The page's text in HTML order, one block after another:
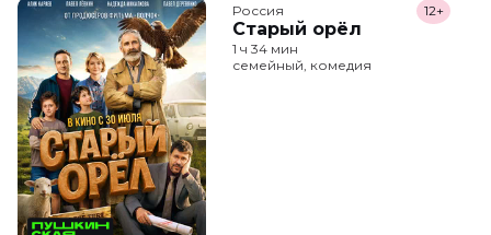
Россия
Старый орёл
12+
1 ч 34 мин
семейный, комедия